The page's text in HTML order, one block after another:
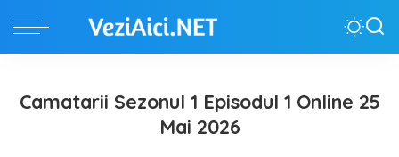
Camatarii Sezonul 1 Episodul 1 Online 25
Mai 2026